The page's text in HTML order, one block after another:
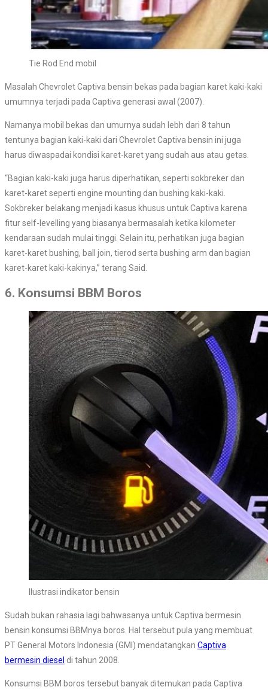
Tie Rod End mobil
Masalah Chevrolet Captiva bensin bekas pada bagian karet kaki-kaki
umumnya terjadi pada Captiva generasi awal (2007).
Namanya mobil bekas dan umurnya sudah lebh dari 8 tahun
tentunya bagian kaki-kaki dari Chevrolet Captiva bensin ini juga
harus diwaspadai kondisi karet-karet yang sudah aus atau getas.
“Bagian kaki-kaki juga harus diperhatikan, seperti sokbreker dan
karet-karet seperti engine mounting dan bushing kaki-kaki.
Sokbreker belakang menjadi kasus khusus untuk Captiva karena
fitur self-levelling yang biasanya bermasalah ketika kilometer
kendaraan sudah mulai tinggi. Selain itu, perhatikan juga bagian
karet-karet bushing, ball join, tierod serta bushing arm dan bagian
karet-karet kaki-kakinya,” terang Said.
6. Konsumsi BBM Boros
Ilustrasi indikator bensin
Sudah bukan rahasia lagi bahwasanya untuk Captiva bermesin
bensin konsumsi BBMnya boros. Hal tersebut pula yang membuat
PT General Motors Indonesia (GMI) mendatangkan Captiva
bermesin diesel di tahun 2008.
Konsumsi BBM boros tersebut banyak ditemukan pada Captiva